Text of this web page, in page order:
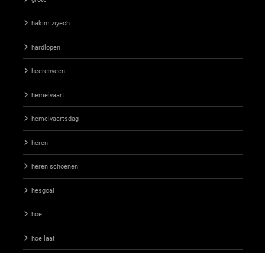
hakim ziyech
hardlopen
heerenveen
hemelvaart
hemelvaartsdag
heren
heren schoenen
hesgoal
hoe
hoe laat